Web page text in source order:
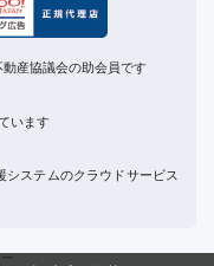
産協議会の助会員です
います
ステムのクラウドサービス